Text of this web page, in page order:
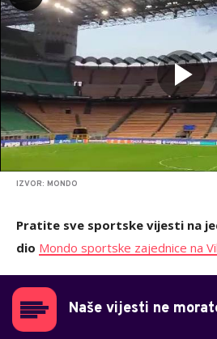
IZVOR: MONDO
Pratite sve sportske vijesti na
dio Mondo sportske zajednice na
Naše vijesti ne